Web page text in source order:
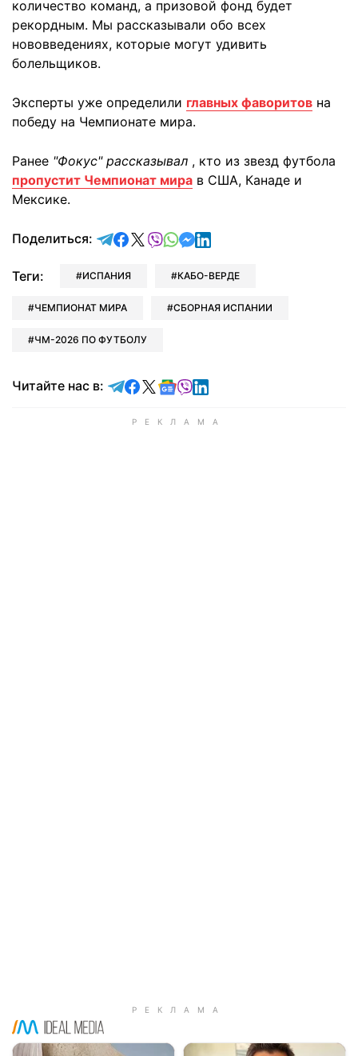
количество команд, а призовой фонд будет
рекордным. Мы рассказывали обо всех
нововведениях, которые могут удивить
болельщиков.
Эксперты уже определили главных фаворитов на
победу на Чемпионате мира.
Ранее "Фокус" рассказывал , кто из звезд футбола
пропустит Чемпионат мира в США, Канаде и
Мексике.
Поделиться: отправить в Telegram
поделиться в Facebook
поделиться в X
отправить в Viber
отправить в Whatsapp
отправить в Messenger
отправить в LinkedIn
Теги: ИСПАНИЯ КАБО-ВЕРДЕ
ЧЕМПИОНАТ МИРА СБОРНАЯ ИСПАНИИ
ЧМ-2026 ПО ФУТБОЛУ
Читайте нас в: Читайте в Telegram
Читайте в Facebook
Читайте в X
Читайте в Google news
Читайте в Viber
Читайте в LinkedIn